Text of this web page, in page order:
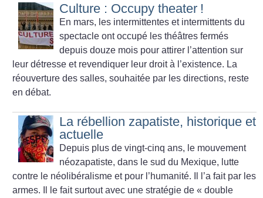
Culture : Occupy theater !
En mars, les intermittentes et intermittents du
spectacle ont occupé les théâtres fermés
depuis douze mois pour attirer l’attention sur
leur détresse et revendiquer leur droit à l’existence. La
réouverture des salles, souhaitée par les directions, reste
en débat.
La rébellion zapatiste, historique et
actuelle
Depuis plus de vingt-cinq ans, le mouvement
néozapatiste, dans le sud du Mexique, lutte
contre le néolibéralisme et pour l’humanité. Il l’a fait par les
armes. Il le fait surtout avec une stratégie de « double